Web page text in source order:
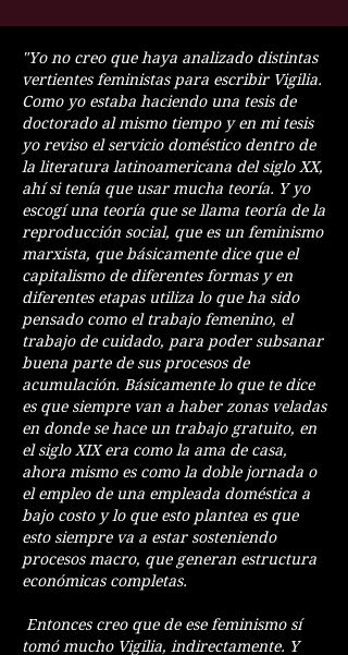
"Yo no creo que haya analizado distintas
vertientes feministas para escribir Vigilia.
Como yo estaba haciendo una tesis de
doctorado al mismo tiempo y en mi tesis
yo reviso el servicio doméstico dentro de
la literatura latinoamericana del siglo XX,
ahí si tenía que usar mucha teoría. Y yo
escogí una teoría que se llama teoría de la
reproducción social, que es un feminismo
marxista, que básicamente dice que el
capitalismo de diferentes formas y en
diferentes etapas utiliza lo que ha sido
pensado como el trabajo femenino, el
trabajo de cuidado, para poder subsanar
buena parte de sus procesos de
acumulación. Básicamente lo que te dice
es que siempre van a haber zonas veladas
en donde se hace un trabajo gratuito, en
el siglo XIX era como la ama de casa,
ahora mismo es como la doble jornada o
el empleo de una empleada doméstica a
bajo costo y lo que esto plantea es que
esto siempre va a estar sosteniendo
procesos macro, que generan estructura
económicas completas.
Entonces creo que de ese feminismo sí
tomó mucho Vigilia, indirectamente. Y